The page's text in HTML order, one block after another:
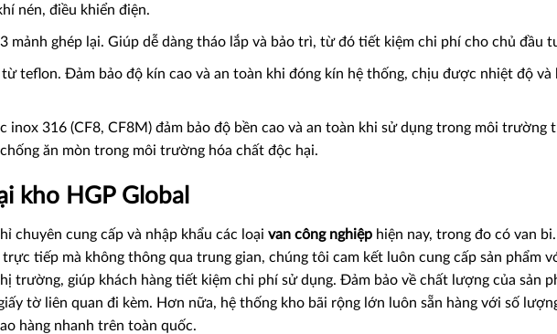
nén, điều khiển điện.
mảnh ghép lại. Giúp dễ dàng tháo lắp và bảo trì, từ đó tiết kiệm chi phí cho chủ đầu
từ teflon. Đảm bảo độ kín cao và an toàn khi đóng kín hệ thống, chịu được nhiệt độ và
inox 316 (CF8, CF8M) đảm bảo độ bền cao và an toàn khi sử dụng trong môi trường
ăn mòn trong môi trường hóa chất độc hại.
kho HGP Global
chuyên cung cấp và nhập khẩu các loại van công nghiệp hiện nay, trong đo có van
trực tiếp mà không thông qua trung gian, chúng tôi cam kết luôn cung cấp sản phẩm
trường, giúp khách hàng tiết kiệm chi phí sử dụng. Đảm bảo về chất lượng của sản
tờ liên quan đi kèm. Hơn nữa, hệ thống kho bãi rộng lớn luôn sẵn hàng với số
hàng nhanh trên toàn quốc.